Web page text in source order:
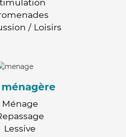
/ Loisirs
Ménage
Lessive